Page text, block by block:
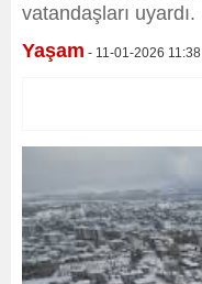
vatandaşları uyardı.
Yaşam - 11-01-2026 11:38